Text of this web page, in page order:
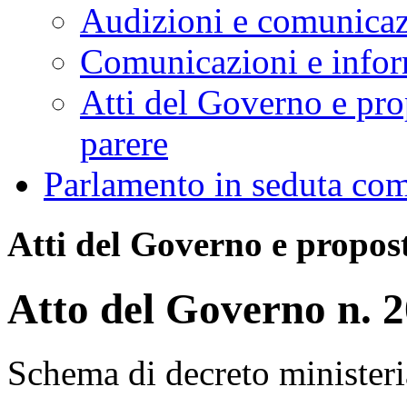
Audizioni e
Comunicazioni e
Atti del Governo e
parere
Parlamento in seduta
Atti del Governo e
Atto del Governo n.
Schema di decreto